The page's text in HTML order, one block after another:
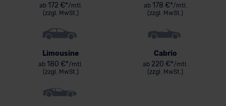
ab172 €*/mtl.
(zzgl. MwSt.)
ab178 €*/mtl.
(zzgl. MwSt.)
Limousine
ab 180 €*/mtl.
(zzgl. MwSt.)
Cabrio
ab 220 €*/mtl.
(zzgl. MwSt.)